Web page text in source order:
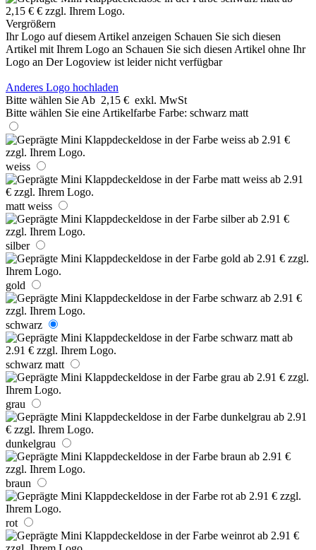
Vergrößern
Ihr Logo auf diesem Artikel anzeigen Schauen Sie sich diesen
Artikel mit Ihrem Logo an Schauen Sie sich diesen Artikel ohne Ihr
Logo an Der Logoview ist leider nicht verfügbar
Anderes Logo hochladen
Bitte wählen Sie Ab 2,15 € exkl. MwSt
Bitte wählen Sie eine Artikelfarbe Farbe: schwarz matt
weiss
matt weiss
silber
gold
schwarz
schwarz matt
grau
dunkelgrau
braun
rot